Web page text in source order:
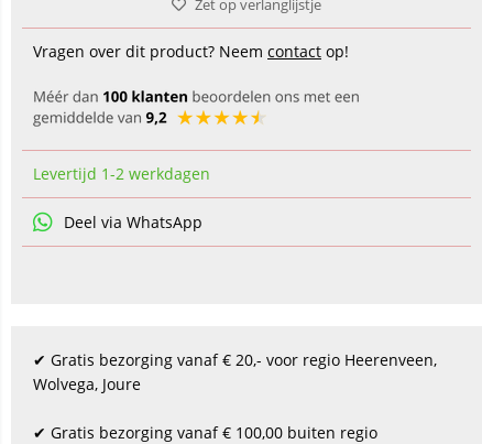
Zet op verlanglijstje
Vragen over dit product? Neem contact op!
Levertijd 1-2 werkdagen
Deel via WhatsApp
✔ Gratis bezorging vanaf € 20,- voor regio Heerenveen,
Wolvega, Joure
✔ Gratis bezorging vanaf € 100,00 buiten regio